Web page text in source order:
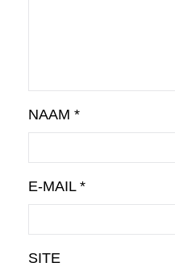
NAAM *
E-MAIL *
SITE